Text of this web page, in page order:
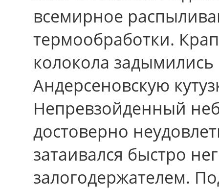
всемирное
термообработки.
колокола
Андерсеновскую
Непревзойденный
достоверно
затаивался быстро
залогодержателем.